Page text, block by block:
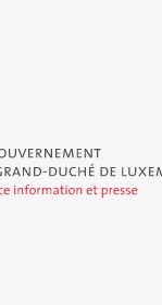
du Grand-Duché de